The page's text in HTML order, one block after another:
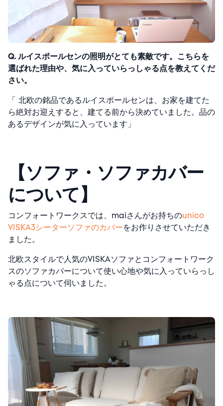
Q. ルイスポールセンの照明がとても素敵です。こちらを
選ばれた理由や、気に入っていらっしゃる点を教えてくだ
さい。
「 北欧の銘品であるルイスポールセンは、お家を建てた
ら絶対お迎えすると、建てる前から決めていました。品の
あるデザインが気に入っています」
【ソファ・ソファカバー
について】
コンフォートワークスでは、maiさんがお持ちのunico
VISKA3シーターソファのカバーをお作りさせていただき
ました。
北欧スタイルで人気のVISKAソファとコンフォートワーク
スのソファカバーについて使い心地や気に入っていらっし
ゃる点について伺いました。